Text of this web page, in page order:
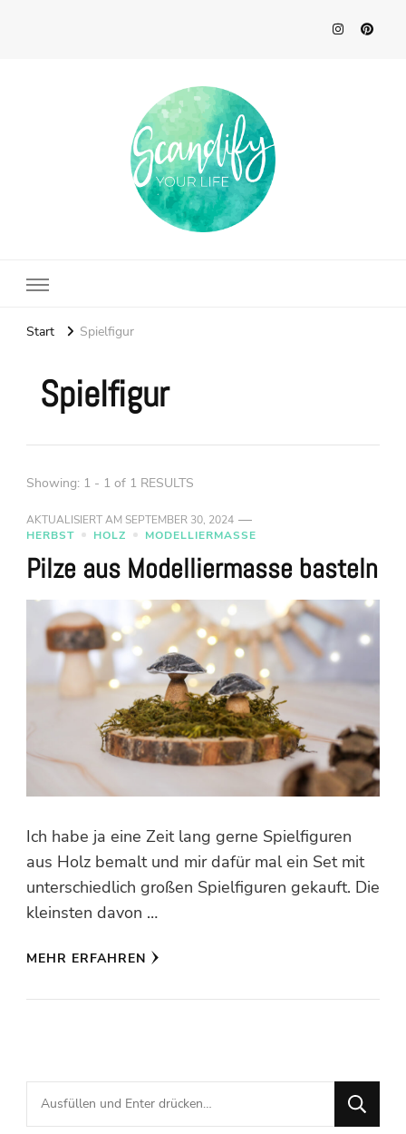
Start Spielfigur
Spielfigur
Showing: 1 - 1 of 1 RESULTS
AKTUALISIERT AM SEPTEMBER 30, 2024
HERBST
HOLZ MODELLIERMASSE
Pilze aus Modelliermasse basteln
Ich habe ja eine Zeit lang gerne Spielfiguren
aus Holz bemalt und mir dafür mal ein Set mit
unterschiedlich großen Spielfiguren gekauft. Die
kleinsten davon …
MEHR ERFAHREN
Suchst
du